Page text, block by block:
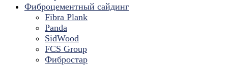
Фиброцементный сайдинг
Fibra Plank
Panda
SidWood
FCS Group
Фибростар